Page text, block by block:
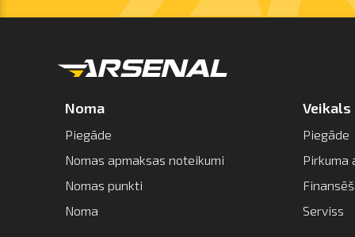
Noma
Piegāde
Nomas apmaksas noteikumi
Nomas punkti
Noma
Veikals
Piegāde
Pirkuma
Serviss